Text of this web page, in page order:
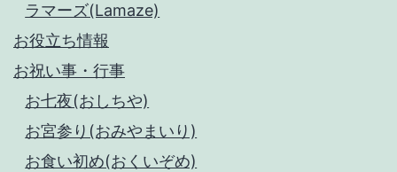
ラマーズ(Lamaze)
お役立ち情報
お祝い事・行事
お七夜(おしちや)
お宮参り(おみやまいり)
お食い初め(おくいぞめ)